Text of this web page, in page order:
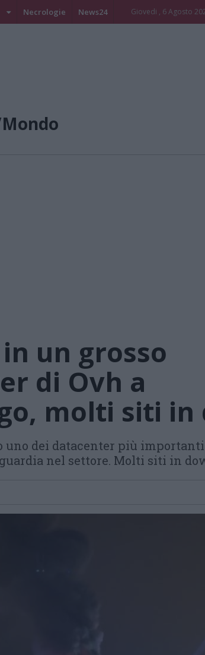
Necrologie News24 Giovedi , 6 Agosto
un grosso
di Ovh a
molti siti in
uno dei datacenter più importanti
nel settore. Molti siti in